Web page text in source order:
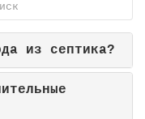
из септика?